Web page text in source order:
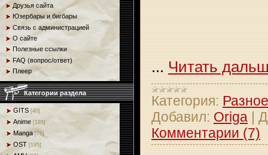
Друзья сайта
Юзербары и бигбары
Связь с администрацией
О сайте
Полезные ссылки
FAQ (вопрос/ответ)
Плеер
Категории раздела
GITS [40]
Anime [185]
Manga [76]
OST [195]
... Читать
Категория: Разное
Добавил: Origa
Комментарии (7)